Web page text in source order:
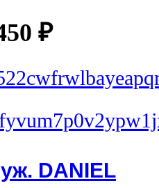
₽
DANIEL